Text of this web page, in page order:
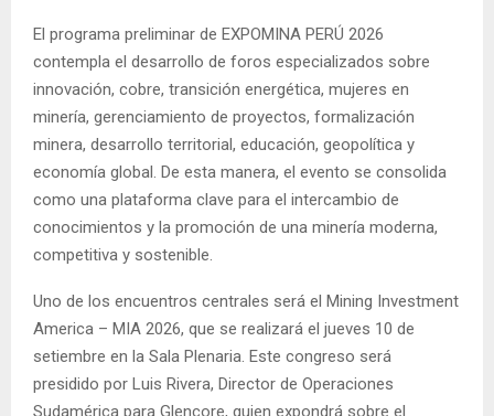
El programa preliminar de EXPOMINA PERÚ 2026
contempla el desarrollo de foros especializados sobre
innovación, cobre, transición energética, mujeres en
minería, gerenciamiento de proyectos, formalización
minera, desarrollo territorial, educación, geopolítica y
economía global. De esta manera, el evento se consolida
como una plataforma clave para el intercambio de
conocimientos y la promoción de una minería moderna,
competitiva y sostenible.
Uno de los encuentros centrales será el Mining Investment
America – MIA 2026, que se realizará el jueves 10 de
setiembre en la Sala Plenaria. Este congreso será
presidido por Luis Rivera, Director de Operaciones
Sudamérica para Glencore, quien expondrá sobre el